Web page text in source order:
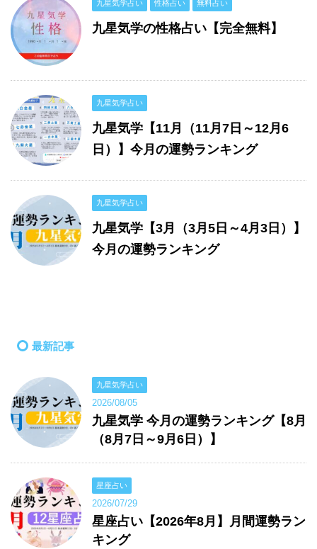
九星気学占い 性格占い 無料占い
九星気学の性格占い【完全無料】
九星気学占い
九星気学【11月（11月7日～12月6
日）】今月の運勢ランキング
九星気学占い
九星気学【3月（3月5日～4月3日）】
今月の運勢ランキング
最新記事
九星気学占い
2026/08/05
九星気学 今月の運勢ランキング【8月
（8月7日～9月6日）】
星座占い
2026/07/29
星座占い【2026年8月】月間運勢ラン
キング